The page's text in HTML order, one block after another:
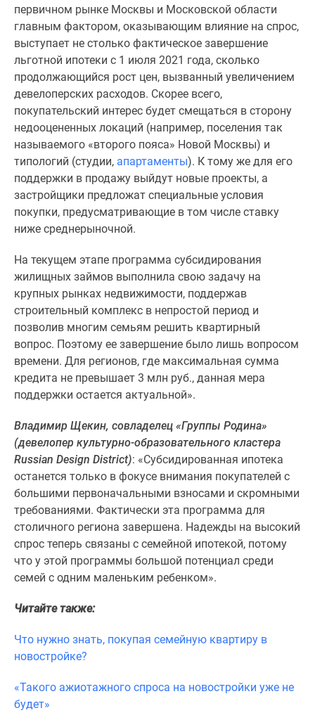
первичном рынке Москвы и Московской области
главным фактором, оказывающим влияние на спрос,
выступает не столько фактическое завершение
льготной ипотеки с 1 июля 2021 года, сколько
продолжающийся рост цен, вызванный увеличением
девелоперских расходов. Скорее всего,
покупательский интерес будет смещаться в сторону
недооцененных локаций (например, поселения так
называемого «второго пояса» Новой Москвы) и
типологий (студии, апартаменты). К тому же для его
поддержки в продажу выйдут новые проекты, а
застройщики предложат специальные условия
покупки, предусматривающие в том числе ставку
ниже среднерыночной.
На текущем этапе программа субсидирования
жилищных займов выполнила свою задачу на
крупных рынках недвижимости, поддержав
строительный комплекс в непростой период и
позволив многим семьям решить квартирный
вопрос. Поэтому ее завершение было лишь вопросом
времени. Для регионов, где максимальная сумма
кредита не превышает 3 млн руб., данная мера
поддержки остается актуальной».
Владимир Щекин, совладелец «Группы Родина»
(девелопер культурно-образовательного кластера
Russian Design District): «Субсидированная ипотека
останется только в фокусе внимания покупателей с
большими первоначальными взносами и скромными
требованиями. Фактически эта программа для
столичного региона завершена. Надежды на высокий
спрос теперь связаны с семейной ипотекой, потому
что у этой программы большой потенциал среди
семей с одним маленьким ребенком».
Читайте также:
Что нужно знать, покупая семейную квартиру в
новостройке?
«Такого ажиотажного спроса на новостройки уже не
будет»